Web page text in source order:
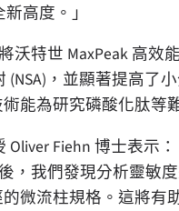
高度。」
沃特世 MaxPeak 高效
(NSA)，並顯著提高了
術能為研究磷酸化肽
Fiehn 博士表示
，我們發現分析靈敏
微流柱規格。這將